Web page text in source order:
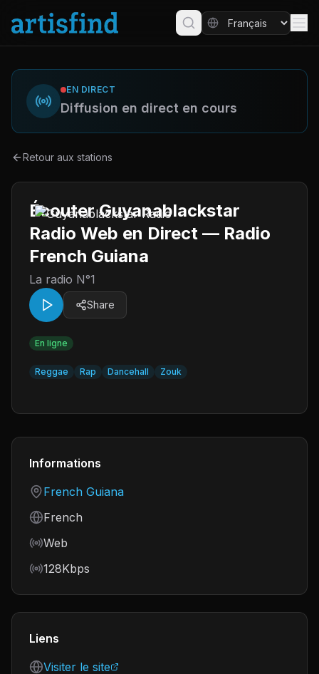
EN DIRECT
Diffusion en direct en cours
Retour aux stations
Écouter Guyanablackstar
Radio Web en Direct — Radio
French Guiana
La radio N°1
Share
En ligne
Reggae Rap Dancehall Zouk
Informations
Country
French Guiana
Language
French
Frequency
Web
Bitrate
128Kbps
Liens
Visiter le site